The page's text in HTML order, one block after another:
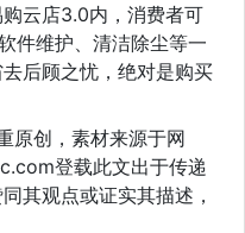
云店3.0内，消费者可
件维护、清洁除尘等一
后顾之忧，绝对是购买
原创，素材来源于网
登载此文出于传递
其观点或证实其描述，